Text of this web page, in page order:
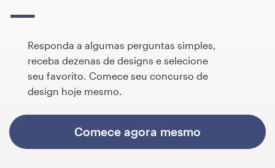
Responda a algumas perguntas simples,
receba dezenas de designs e selecione
seu favorito. Comece seu concurso de
design hoje mesmo.
Comece agora mesmo
Concursos de designs
Projetos 1-para-1
Encontre um designer